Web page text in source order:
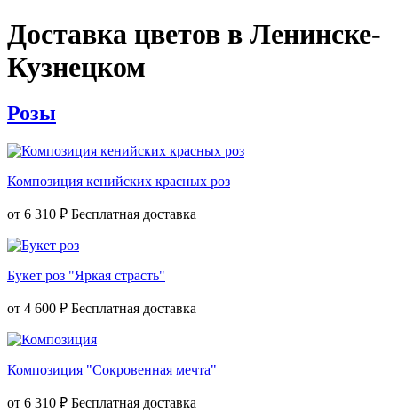
Доставка цветов в Ленинске-
Кузнецком
Розы
Композиция кенийских красных роз
от 6 310 ₽
Букет роз "Яркая страсть"
от 4 600 ₽
Композиция "Сокровенная мечта"
от 6 310 ₽